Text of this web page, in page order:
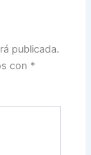
publicada.
con *